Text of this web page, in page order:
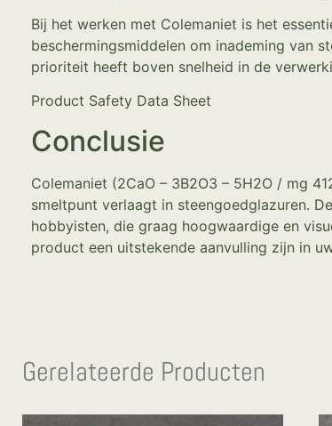
Bij het werken met Colemaniet is het
beschermingsmiddelen om inademing van
prioriteit heeft boven snelheid in de
Product Safety Data Sheet
Conclusie
Colemaniet (2CaO – 3B2O3 – 5H2O / mg
smeltpunt verlaagt in steengoedglazuren.
hobbyisten, die graag hoogwaardige en
product een uitstekende aanvulling zijn in
Gerelateerde Producten